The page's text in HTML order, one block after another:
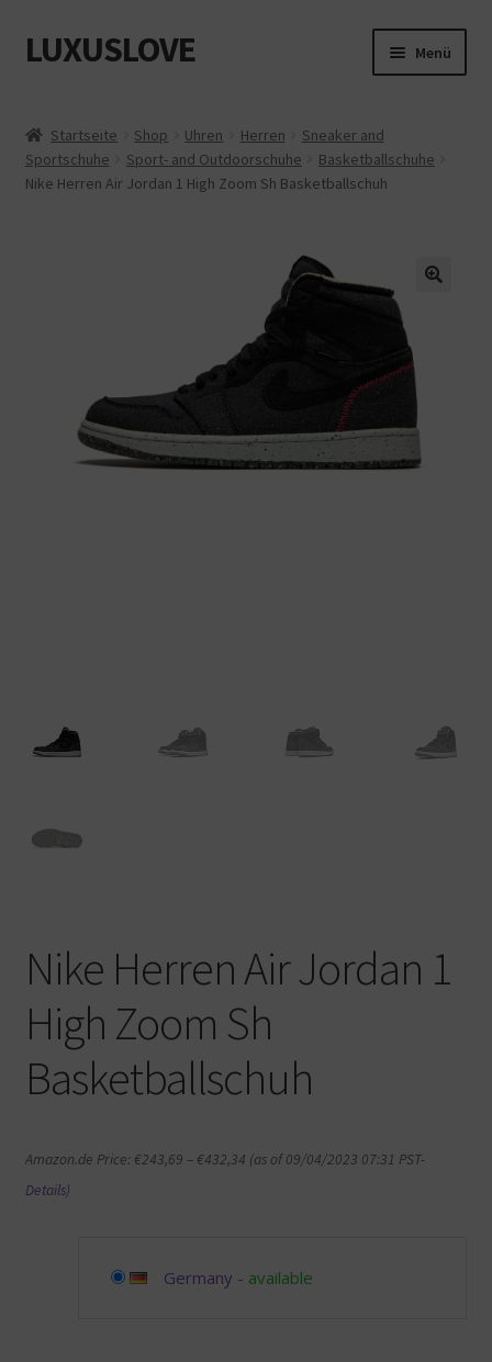
Zur
Navigation
Zum
Inhalt
LUXUSLOVE Menü
Cookie-Richtlinie (EU)
Mein Konto
Startseite Shop Uhren Herren
Sneaker and
Sportschuhe
Sport- and Outdoorschuhe
Basketballschuhe
Nike Herren Air Jordan 1 High Zoom Sh Basketballschuh
Nike Herren Air Jordan 1
High Zoom Sh
Basketballschuh
Amazon.de Price: €243,69 – €432,34 (as of 09/04/2023 07:31 PST-
Details)
Germany - available